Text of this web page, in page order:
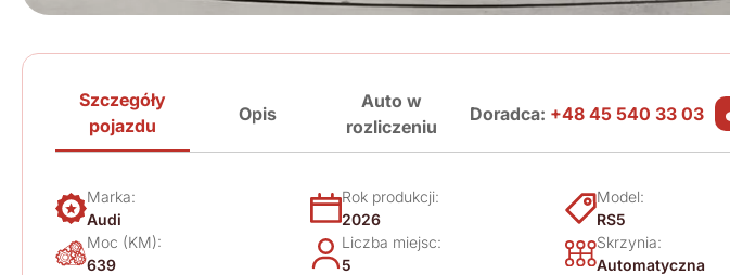
Szczegóły
pojazdu
Opis
Auto w
rozliczeniu
Doradca: +48 45 540 33 03
Marka:
Audi
Rok produkcji:
2026
Model:
RS5
Moc (KM):
639
Liczba miejsc:
5
Skrzynia:
Automatyczna